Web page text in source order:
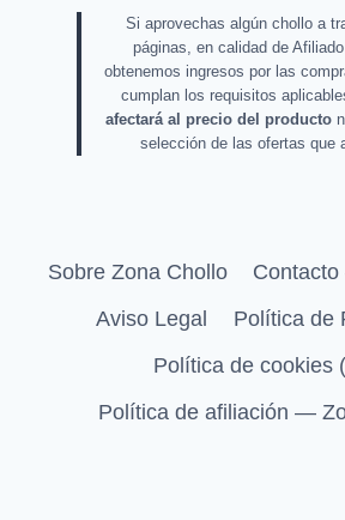
Si aprovechas algún chollo a
páginas, en calidad de
obtenemos ingresos por las
cumplan los requisitos
afectará al precio del producto
selección de las ofertas que
Sobre Zona Chollo
Aviso Legal
Política de
Política de cookies
Política de afiliación —